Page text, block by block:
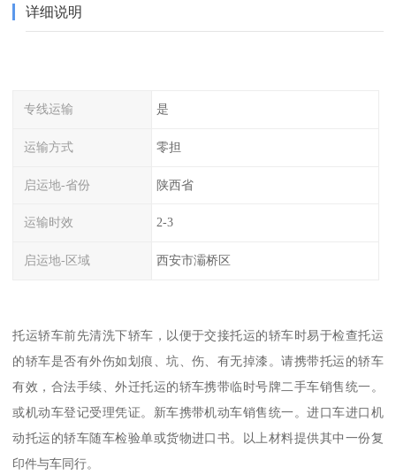
详细说明
专线运输 是
运输方式 零担
启运地-省份 陕西省
运输时效 2-3
启运地-区域 西安市灞桥区
托运轿车前先清洗下轿车，以便于交接托运的轿车时易于检查托运
的轿车是否有外伤如划痕、坑、伤、有无掉漆。请携带托运的轿车
有效，合法手续、外迁托运的轿车携带临时号牌二手车销售统一。
或机动车登记受理凭证。新车携带机动车销售统一。进口车进口机
动托运的轿车随车检验单或货物进口书。以上材料提供其中一份复
印件与车同行。